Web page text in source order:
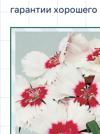
гарантии хорошего